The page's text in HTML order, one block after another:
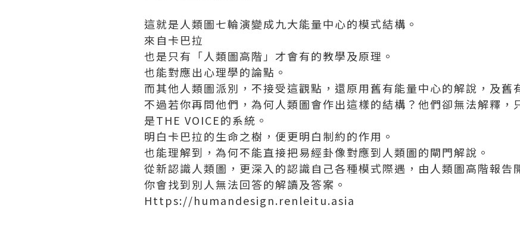
這就是人類圖七輪演變成九大能量中心的模式結構。
來自卡巴拉
也是只有「人類圖高階」才會有的教學及原理。
也能對應出心理學的論點。
而其他人類圖派別，不接受這觀點，還原用舊有能量中心的解說，及舊
不過若你再問他們，為何人類圖會作出這樣的結構？他們卻無法解釋，
是THE VOICE的系統。
明白卡巴拉的生命之樹，便更明白制約的作用。
也能理解到，為何不能直接把易經卦像對應到人類圖的閘門解說。
從新認識人類圖，更深入的認識自己各種模式際遇，由人類圖高階報告
你會找到別人無法回答的解讀及答案。
Https://humandesign.renleitu.asia